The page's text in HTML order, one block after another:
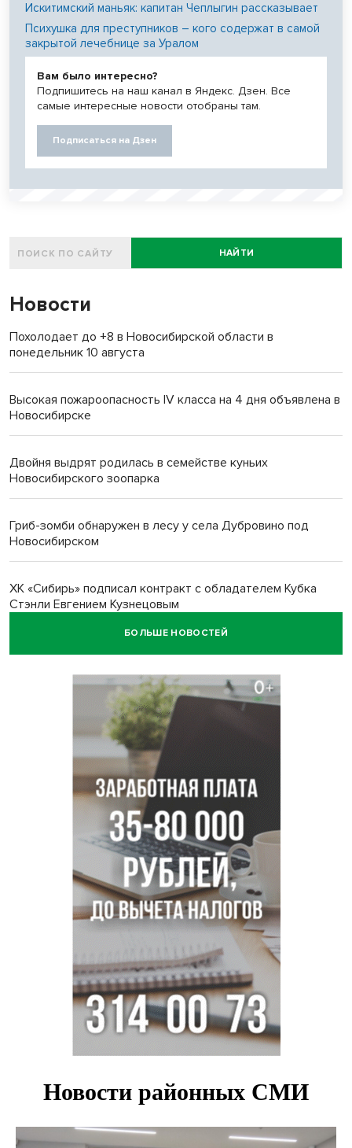
Искитимский маньяк: капитан Чеплыгин рассказывает
Психушка для преступников – кого содержат в самой
закрытой лечебнице за Уралом
Вам было интересно?
Подпишитесь на наш канал в Яндекс. Дзен. Все
самые интересные новости отобраны там.
Подписаться на Дзен
НАЙТИ
Новости
Похолодает до +8 в Новосибирской области в
понедельник 10 августа
Высокая пожароопасность IV класса на 4 дня объявлена в
Новосибирске
Двойня выдрят родилась в семействе куньих
Новосибирского зоопарка
Гриб-зомби обнаружен в лесу у села Дубровино под
Новосибирском
ХК «Сибирь» подписал контракт с обладателем Кубка
Стэнли Евгением Кузнецовым
Отправил инвалида на СВО и получил его «посмертные»
Андрей Травников поздравил новосибирцев с
юбилейным Днем строителя
Ученики новосибирского лицея победили в
Международной олимпиаде по ИИ
Остановку электричек о.п. Радуга Сибири начали строить
БОЛЬШЕ НОВОСТЕЙ